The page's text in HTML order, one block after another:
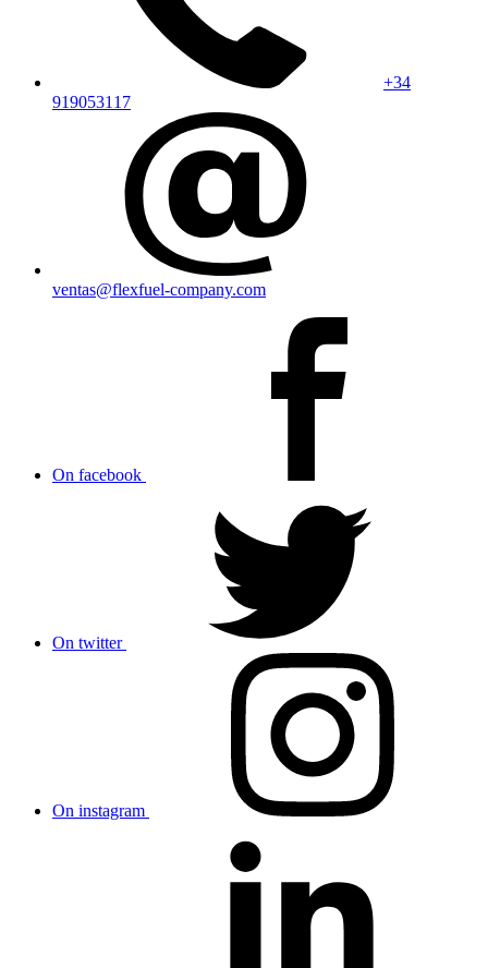
+34
919053117
ventas@flexfuel-company.com
On facebook
On twitter
On instagram